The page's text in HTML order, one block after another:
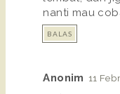
nanti mau
BALAS
Anonim 11